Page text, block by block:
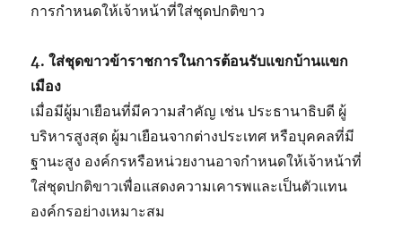
การกำหนดให้เจ้าหน้าที่ใส่ชุดปกติขาว
4. ใส่ชุดขาวข้าราชการในการต้อนรับแขกบ้านแขก
เมือง
เมื่อมีผู้มาเยือนที่มีความสำคัญ เช่น ประธานาธิบดี ผู้
บริหารสูงสุด ผู้มาเยือนจากต่างประเทศ หรือบุคคลที่มี
ฐานะสูง องค์กรหรือหน่วยงานอาจกำหนดให้เจ้าหน้าที่
ใส่ชุดปกติขาวเพื่อแสดงความเคารพและเป็นตัวแทน
องค์กรอย่างเหมาะสม